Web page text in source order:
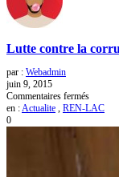
Lutte contre la
par : Webadmin
juin 9, 2015
Commentaires ferméssur
Lutte
en :Actualite , REN-LAC
0